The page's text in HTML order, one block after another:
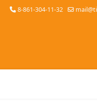
8-861-304-11-32